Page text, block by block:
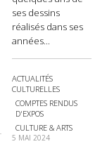
ses dessins
réalisés dans ses
années...
ACTUALITÉS
CULTURELLES
COMPTES RENDUS
D'EXPOS
CULTURE & ARTS
5 MAI 2024